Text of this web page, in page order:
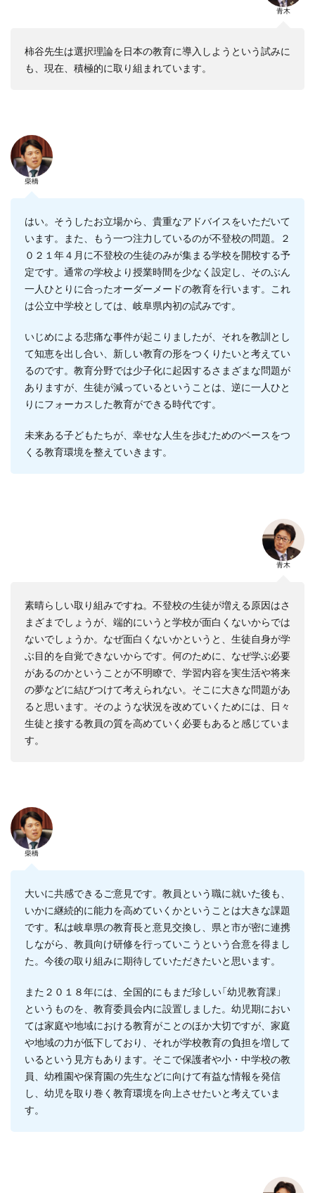
青木
柿谷先生は選択理論を日本の教育に導入しようという試みに
も、現在、積極的に取り組まれています。
柴橋
はい。そうしたお立場から、貴重なアドバイスをいただいて
います。また、もう一つ注力しているのが不登校の問題。２
０２１年４月に不登校の生徒のみが集まる学校を開校する予
定です。通常の学校より授業時間を少なく設定し、そのぶん
一人ひとりに合ったオーダーメードの教育を行います。これ
は公立中学校としては、岐阜県内初の試みです。
いじめによる悲痛な事件が起こりましたが、それを教訓とし
て知恵を出し合い、新しい教育の形をつくりたいと考えてい
るのです。教育分野では少子化に起因するさまざまな問題が
ありますが、生徒が減っているということは、逆に一人ひと
りにフォーカスした教育ができる時代です。
未来ある子どもたちが、幸せな人生を歩むためのベースをつ
くる教育環境を整えていきます。
青木
素晴らしい取り組みですね。不登校の生徒が増える原因はさ
まざまでしょうが、端的にいうと学校が面白くないからでは
ないでしょうか。なぜ面白くないかというと、生徒自身が学
ぶ目的を自覚できないからです。何のために、なぜ学ぶ必要
があるのかということが不明瞭で、学習内容を実生活や将来
の夢などに結びつけて考えられない。そこに大きな問題があ
ると思います。そのような状況を改めていくためには、日々
生徒と接する教員の質を高めていく必要もあると感じていま
す。
柴橋
大いに共感できるご意見です。教員という職に就いた後も、
いかに継続的に能力を高めていくかということは大きな課題
です。私は岐阜県の教育長と意見交換し、県と市が密に連携
しながら、教員向け研修を行っていこうという合意を得まし
た。今後の取り組みに期待していただきたいと思います。
また２０１８年には、全国的にもまだ珍しい「幼児教育課」
というものを、教育委員会内に設置しました。幼児期におい
ては家庭や地域における教育がことのほか大切ですが、家庭
や地域の力が低下しており、それが学校教育の負担を増して
いるという見方もあります。そこで保護者や小・中学校の教
員、幼稚園や保育園の先生などに向けて有益な情報を発信
し、幼児を取り巻く教育環境を向上させたいと考えていま
す。